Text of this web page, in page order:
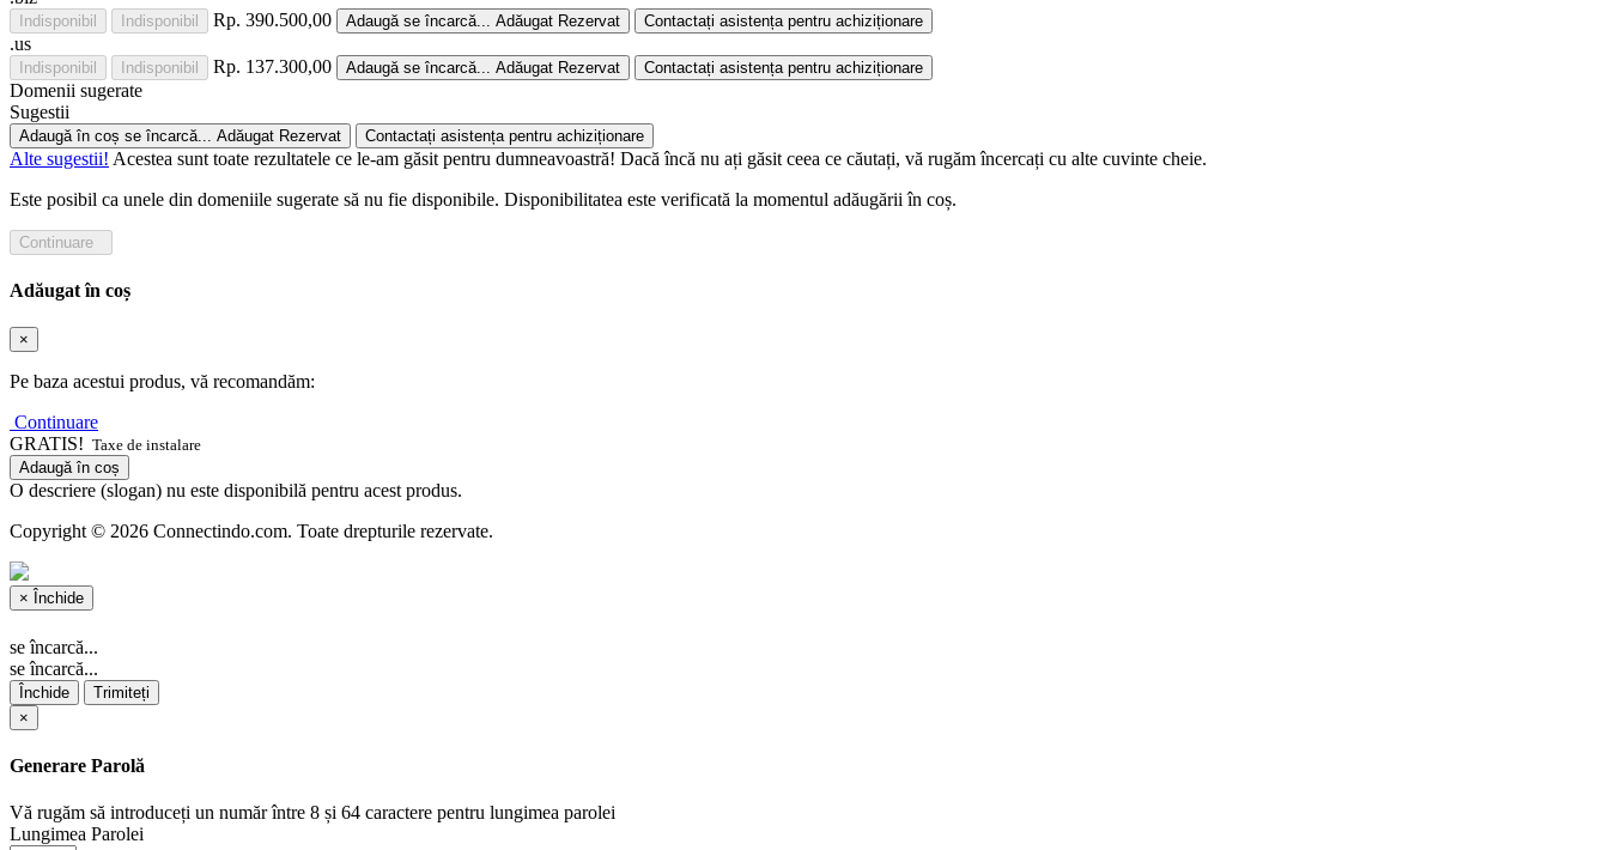
Indisponibil Indisponibil Rp. 390.500,00 Adaugă se încarcă... Adăugat Rezervat Contactați asistența pentru achiziționare
.us
Indisponibil Indisponibil Rp. 137.300,00 Adaugă se încarcă... Adăugat Rezervat Contactați asistența pentru achiziționare
Domenii sugerate
Sugestii
Adaugă în coș se încarcă... Adăugat Rezervat Contactați asistența pentru achiziționare
Alte sugestii! Acestea sunt toate rezultatele ce le-am găsit pentru dumneavoastră! Dacă încă nu ați găsit ceea ce căutați, vă rugăm încercați cu alte cuvinte cheie.
Este posibil ca unele din domeniile sugerate să nu fie disponibile. Disponibilitatea este verificată la momentul adăugării în coș.
Adăugat în coș
×
Pe baza acestui produs, vă recomandăm:
Continuare
GRATIS! Taxe de instalare
Adaugă în coș
O descriere (slogan) nu este disponibilă pentru acest produs.
Copyright © 2026 Connectindo.com. Toate drepturile rezervate.
× Închide
se încarcă...
se încarcă...
Închide
Trimiteți
×
Generare Parolă
Vă rugăm să introduceți un număr între 8 și 64 caractere pentru lungimea parolei
Lungimea Parolei